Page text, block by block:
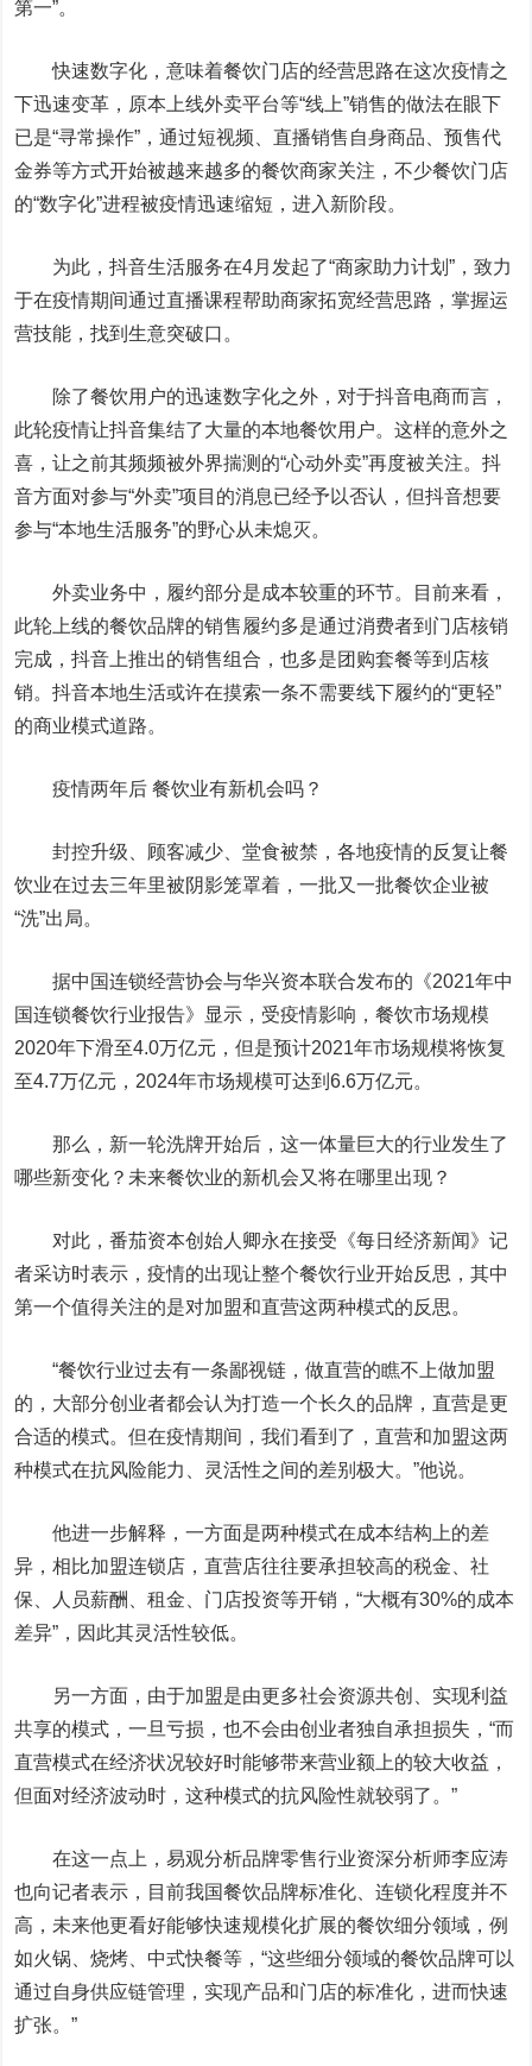
第一”。
快速数字化，意味着餐饮门店的经营思路在这次疫情之
下迅速变革，原本上线外卖平台等“线上”销售的做法在眼下
已是“寻常操作”，通过短视频、直播销售自身商品、预售代
金券等方式开始被越来越多的餐饮商家关注，不少餐饮门店
的“数字化”进程被疫情迅速缩短，进入新阶段。
为此，抖音生活服务在4月发起了“商家助力计划”，致力
于在疫情期间通过直播课程帮助商家拓宽经营思路，掌握运
营技能，找到生意突破口。
除了餐饮用户的迅速数字化之外，对于抖音电商而言，
此轮疫情让抖音集结了大量的本地餐饮用户。这样的意外之
喜，让之前其频频被外界揣测的“心动外卖”再度被关注。抖
音方面对参与“外卖”项目的消息已经予以否认，但抖音想要
参与“本地生活服务”的野心从未熄灭。
外卖业务中，履约部分是成本较重的环节。目前来看，
此轮上线的餐饮品牌的销售履约多是通过消费者到门店核销
完成，抖音上推出的销售组合，也多是团购套餐等到店核
销。抖音本地生活或许在摸索一条不需要线下履约的“更轻”
的商业模式道路。
疫情两年后 餐饮业有新机会吗？
封控升级、顾客减少、堂食被禁，各地疫情的反复让餐
饮业在过去三年里被阴影笼罩着，一批又一批餐饮企业被
“洗”出局。
据中国连锁经营协会与华兴资本联合发布的《2021年中
国连锁餐饮行业报告》显示，受疫情影响，餐饮市场规模
2020年下滑至4.0万亿元，但是预计2021年市场规模将恢复
至4.7万亿元，2024年市场规模可达到6.6万亿元。
那么，新一轮洗牌开始后，这一体量巨大的行业发生了
哪些新变化？未来餐饮业的新机会又将在哪里出现？
对此，番茄资本创始人卿永在接受《每日经济新闻》记
者采访时表示，疫情的出现让整个餐饮行业开始反思，其中
第一个值得关注的是对加盟和直营这两种模式的反思。
“餐饮行业过去有一条鄙视链，做直营的瞧不上做加盟
的，大部分创业者都会认为打造一个长久的品牌，直营是更
合适的模式。但在疫情期间，我们看到了，直营和加盟这两
种模式在抗风险能力、灵活性之间的差别极大。”他说。
他进一步解释，一方面是两种模式在成本结构上的差
异，相比加盟连锁店，直营店往往要承担较高的税金、社
保、人员薪酬、租金、门店投资等开销，“大概有30%的成本
差异”，因此其灵活性较低。
另一方面，由于加盟是由更多社会资源共创、实现利益
共享的模式，一旦亏损，也不会由创业者独自承担损失，“而
直营模式在经济状况较好时能够带来营业额上的较大收益，
但面对经济波动时，这种模式的抗风险性就较弱了。”
在这一点上，易观分析品牌零售行业资深分析师李应涛
也向记者表示，目前我国餐饮品牌标准化、连锁化程度并不
高，未来他更看好能够快速规模化扩展的餐饮细分领域，例
如火锅、烧烤、中式快餐等，“这些细分领域的餐饮品牌可以
通过自身供应链管理，实现产品和门店的标准化，进而快速
扩张。”